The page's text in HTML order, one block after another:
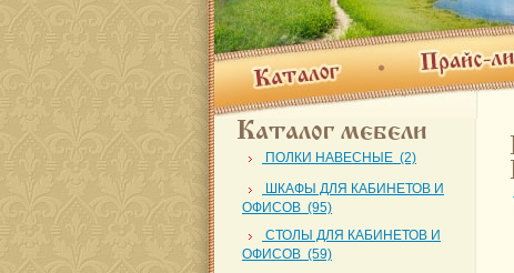
Каталог
Прайс-лист
Каталог мебели
ПОЛКИ НАВЕСНЫЕ (2)
ШКАФЫ ДЛЯ КАБИНЕТОВ И
ОФИСОВ (95)
СТОЛЫ ДЛЯ КАБИНЕТОВ И
ОФИСОВ (59)